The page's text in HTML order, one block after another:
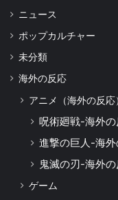
ニュース
ポップカルチャー
未分類
海外の反応
アニメ（海外の反応
呪術廻戦-海外
進撃の巨人-海
鬼滅の刃-海外
ゲーム